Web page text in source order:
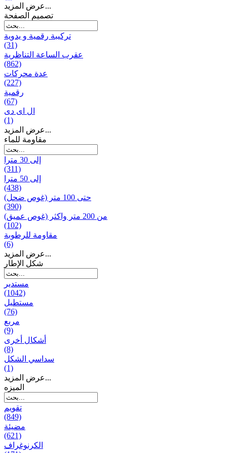
عرض المزيد...
تصميم الصفحة
تركيبة رقمية و يدوية
(31)
عقرب الساعة التناظرية
(862)
عدة محركات
(227)
رقمية
(67)
ال ای دی
(1)
عرض المزيد...
مقاومة للماء
إلى 30 مترا
(311)
إلى 50 مترا
(438)
حتى 100 متر (غوص ضحل)
(390)
من 200 متر واکثر (غوص عميق)
(102)
مقاومة للرطوبة
(6)
عرض المزيد...
شكل الإطار
مستدير
(1042)
مستطيل
(76)
مربع
(9)
أشكال أخرى
(8)
سداسي الشكل
(1)
عرض المزيد...
المیزه
تقويم
(849)
مضيئة
(621)
الكرنوغراف